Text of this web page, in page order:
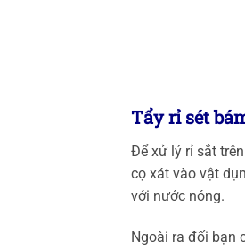
Tẩy rỉ sét
Để xử lý rỉ sắt
cọ xát vào vật
với nước nóng.
Ngoài ra đối bạn